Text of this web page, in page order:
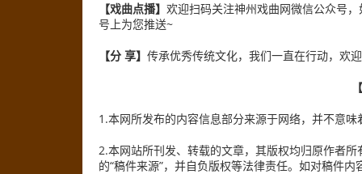
【戏曲点播】 欢迎扫码关注神州戏曲网微信公众号
号上为您推送~
【分 享】 传承优秀传统文化，我们一直在行动，欢
1.本网所发布的内容信息部分来源于网络，并不意味
2.本网站所刊发、转载的文章，其版权均归原作者
的“稿件来源”，并自负版权等法律责任。如对稿件内